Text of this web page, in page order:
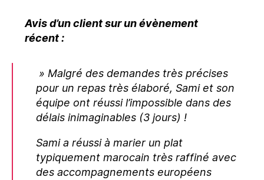
Avis d’un client sur un évènement
récent:
» Malgré des demandes très précises
pour un repas très élaboré, Sami et son
équipe ont réussi l’impossible dans des
délais inimaginables (3 jours) !
Sami a réussi à marier un plat
typiquement marocain très raffiné avec
des accompagnements européens